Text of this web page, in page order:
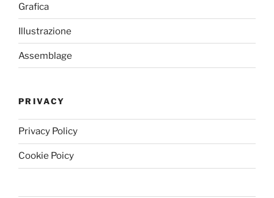
Grafica
Illustrazione
Assemblage
PRIVACY
Privacy Policy
Cookie Poicy